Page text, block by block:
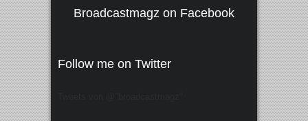
Broadcastmagz on Facebook
Follow me on Twitter